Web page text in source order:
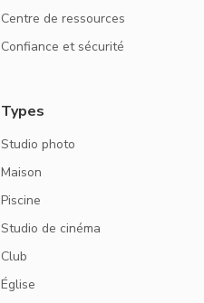
Centre de ressources
Confiance et sécurité
Types
Studio photo
Maison
Piscine
Studio de cinéma
Club
Église